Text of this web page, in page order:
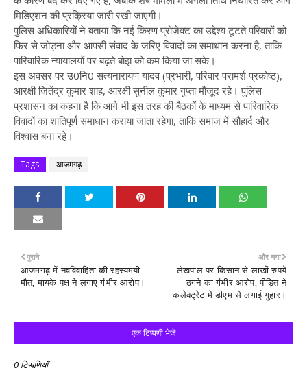
मिडिएशन की प्रक्रिया जारी रखी जाएगी।
पुलिस अधिकारियों ने बताया कि नई किरण प्रोजेक्ट का उद्देश्य टूटते परिवारों को
फिर से जोड़ना और आपसी संवाद के जरिए विवादों का समाधान करना है, ताकि
पारिवारिक न्यायालयों पर बढ़ते बोझ को कम किया जा सके।
इस अवसर पर उ0नि0 सत्यनारायण यादव (प्रभारी, परिवार परामर्श प्रकोष्ठ),
आरक्षी जितेंद्र कुमार शाह, आरक्षी सुनील कुमार गुप्ता मौजूद रहे। पुलिस
प्रशासन का कहना है कि आगे भी इस तरह की बैठकों के माध्यम से पारिवारिक
विवादों का शांतिपूर्ण समाधान कराया जाता रहेगा, ताकि समाज में सौहार्द और
विश्वास बना रहे।
Tags आजमगढ़
और नया
लेखपाल पर किसान से लाखों रुपये
ठगने का गंभीर आरोप, पीड़ित ने
कलेक्ट्रेट में डीएम से लगाई गुहार।
पुराने
आजमगढ़ में नवविवाहिता की रहस्यमयी
मौत, मायके पक्ष ने लगाए गंभीर आरोप।
एक टिप्पणी भेजें
0 टिप्पणियाँ